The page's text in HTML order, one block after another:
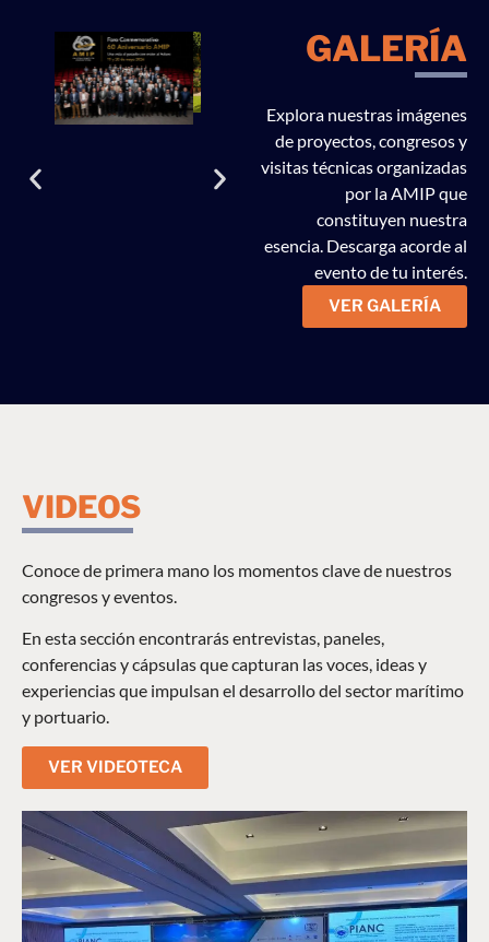
GALERÍA
Explora nuestras imágenes
de proyectos, congresos y
visitas técnicas organizadas
por la AMIP que
constituyen nuestra
esencia. Descarga acorde al
evento de tu interés.
VER GALERÍA
VIDEOS
Conoce de primera mano los momentos clave de nuestros
congresos y eventos.
En esta sección encontrarás entrevistas, paneles,
conferencias y cápsulas que capturan las voces, ideas y
experiencias que impulsan el desarrollo del sector marítimo
y portuario.
VER VIDEOTECA